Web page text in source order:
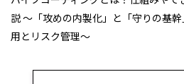
説 ～「攻めの内製化」と「守りの基
用とリスク管理～